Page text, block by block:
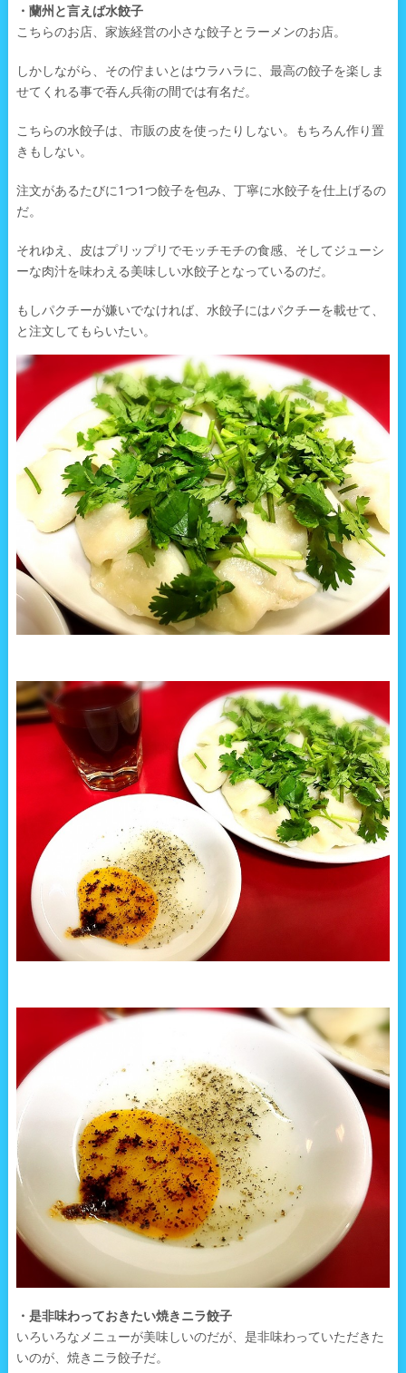
・蘭州と言えば水餃子
こちらのお店、家族経営の小さな餃子とラーメンのお店。
しかしながら、その佇まいとはウラハラに、最高の餃子を楽しま
せてくれる事で吞ん兵衛の間では有名だ。
こちらの水餃子は、市販の皮を使ったりしない。もちろん作り置
きもしない。
注文があるたびに1つ1つ餃子を包み、丁寧に水餃子を仕上げるの
だ。
それゆえ、皮はプリップリでモッチモチの食感、そしてジューシ
ーな肉汁を味わえる美味しい水餃子となっているのだ。
もしパクチーが嫌いでなければ、水餃子にはパクチーを載せて、
と注文してもらいたい。
・是非味わっておきたい焼きニラ餃子
いろいろなメニューが美味しいのだが、是非味わっていただきた
いのが、焼きニラ餃子だ。